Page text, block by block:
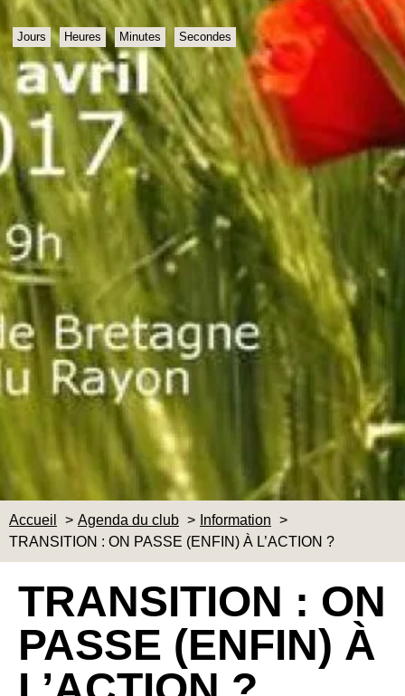
Jours Heures Minutes Secondes
Accueil Agenda du club
Information
TRANSITION : ON PASSE (ENFIN) À L’ACTION ?
TRANSITION : ON
PASSE (ENFIN) À